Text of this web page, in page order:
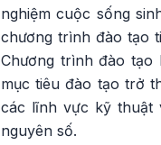
nghiệm cuộc sống
chương trình đào tạo
Chương trình đào tạo
mục tiêu đào tạo trở
các lĩnh vực kỹ thuật
nguyên số.